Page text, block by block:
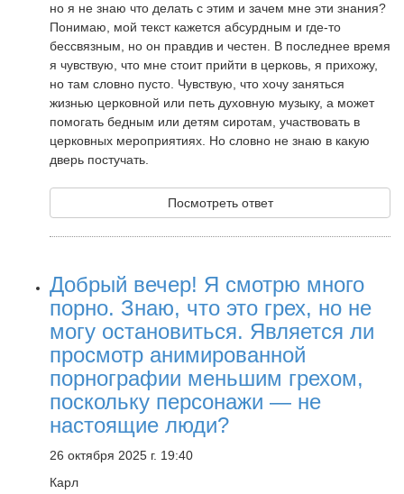
но я не знаю что делать с этим и зачем мне эти знания?
Понимаю, мой текст кажется абсурдным и где-то
бессвязным, но он правдив и честен. В последнее время
я чувствую, что мне стоит прийти в церковь, я прихожу,
но там словно пусто. Чувствую, что хочу заняться
жизнью церковной или петь духовную музыку, а может
помогать бедным или детям сиротам, участвовать в
церковных мероприятиях. Но словно не знаю в какую
дверь постучать.
Посмотреть ответ
Добрый вечер! Я смотрю много
порно. Знаю, что это грех, но не
могу остановиться. Является ли
просмотр анимированной
порнографии меньшим грехом,
поскольку персонажи — не
настоящие люди?
26 октября 2025 г. 19:40
Карл